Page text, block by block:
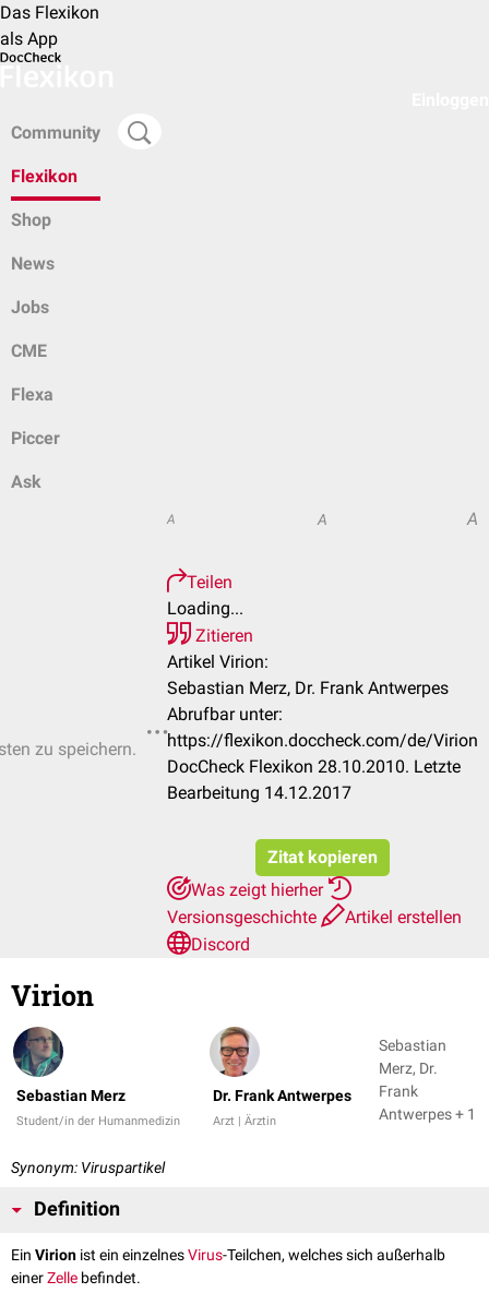
Das Flexikon
als App
Community
Flexikon
Shop
News
Jobs
CME
Flexa
Piccer
Ask
zu speichern.
A A A
Teilen
Loading...
Zitieren
Artikel Virion:
Sebastian Merz, Dr. Frank Antwerpes
Abrufbar unter:
https://flexikon.doccheck.com/de/Virion
DocCheck Flexikon 28.10.2010. Letzte
Bearbeitung 14.12.2017
Zitat kopieren
Was zeigt hierher
Versionsgeschichte
Artikel erstellen
Discord
Virion
Sebastian Merz
Student/in der Humanmedizin
Dr. Frank Antwerpes
Arzt | Ärztin
Sebastian
Merz, Dr.
Frank
Antwerpes + 1
Synonym: Viruspartikel
Definition
Ein Virion ist ein einzelnesVirus-Teilchen, welches sich außerhalb
einerZelle befindet.